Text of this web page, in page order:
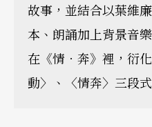
故事，並結合以葉維
本、朗誦加上背景音
在《情．奔》裡，衍
動〉、〈情奔〉三段